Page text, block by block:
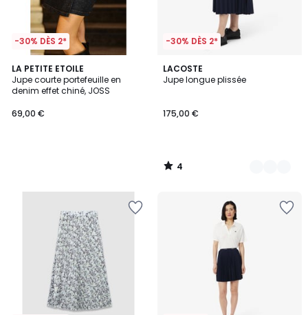
-30% DÈS 2*
LA PETITE ETOILE
Jupe courte portefeuille en
denim effet chiné, JOSS
69,00 €
-30% DÈS 2*
LACOSTE
Jupe longue plissée
175,00 €
4
/
2
Couleurs
4
/